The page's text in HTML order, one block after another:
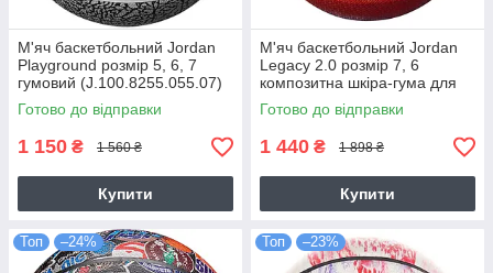
М'яч баскетбольний Jordan
Playground розмір 5, 6, 7
гумовий (J.100.8255.055.07)
Готово до відправки
1 150 ₴ 1 560 ₴
Купити
М'яч баскетбольний Jordan
Legacy 2.0 розмір 7, 6
композитна шкіра-гума для
гри зал-вулиця
(J.100.8253.855.07)
Готово до відправки
1 440 ₴ 1 898 ₴
Купити
Топ –24% Топ –23%